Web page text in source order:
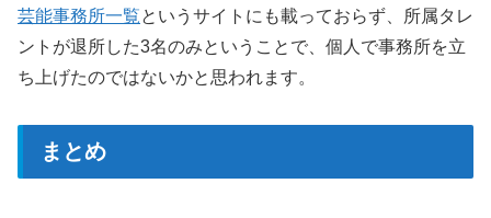
芸能事務所一覧というサイトにも載っておらず、所属タレ
ントが退所した3名のみということで、個人で事務所を立
ち上げたのではないかと思われます。
まとめ